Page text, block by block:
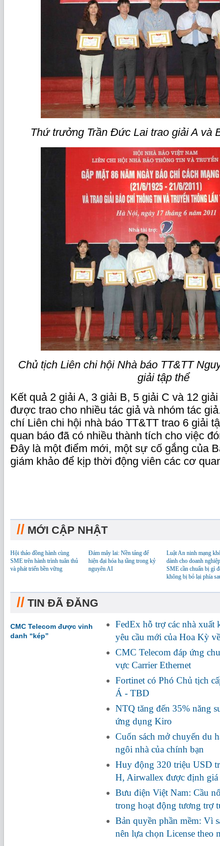
Thứ trưởng Trần Đức Lai trao giải A và
Chủ tịch Liên chi hội Nhà báo TT&TT
giải tập thể
Kết quả 2 giải A, 3 giải B, 5 giải C và 12
được trao cho nhiều tác giả và nhóm tác
chí Liên chi hội nhà báo TT&TT trao 6 giải
quan báo đã có nhiều thành tích cho việc
Đây là một điểm mới, một sự cố gắng của
giám khảo để kịp thời động viên các cơ
// MỚI CẬP NHẬT
Hội thảo đồng hành cùng
SME trên hành trình tuân thủ
và phát triển bền vững
Đám mây lai: Nền tảng để
hiện đại hóa hạ tầng trong kỷ
nguyên AI
Luật An ninh mạng
dành cho doanh
SME cần chuẩn bị gì
không bị bỏ lại phía
// TIN ĐÃ ĐĂNG
CMC Telecom được vinh
danh “kép”
FedEx hỗ trợ các nhà xuất
yêu cầu mới của Hoa Kỳ
CMC Telecom đáp ứng
vực Carrier Ethernet
Fortinet có Phó Chủ tịch
Á - TBD
NTQ tăng đến 35% năng
ứng dụng Kiro
Cuốn sách mở chuyến du
ngôi nhà của chính bạn
Huy động 320 triệu USD
H, Airwallex được định
Bưu điện Việt Nam: Cầu
trong hoạt động tương trợ
Bản quyền phần mềm: Vì
nên lựa chọn License theo